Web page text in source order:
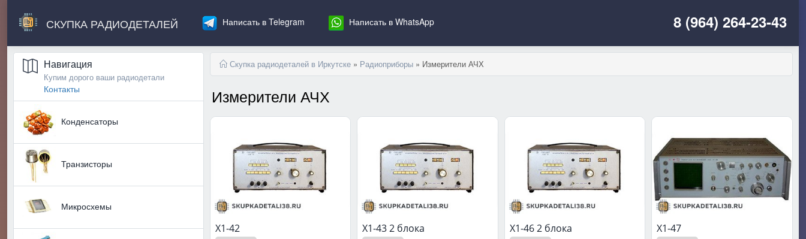
СКУПКА РАДИОДЕТАЛЕЙ Написать в Telegram Написать в WhatsApp 8 (964) 264-23-43
Навигация
Купим дорого ваши радиодетали
Контакты
Конденсаторы
Транзисторы
Микросхемы
Скупка радиодеталей в Иркутске» Радиоприборы» Измерители АЧХ
Измерители АЧХ
X1-42
X1-43 2 блока
X1-46 2 блока
X1-47